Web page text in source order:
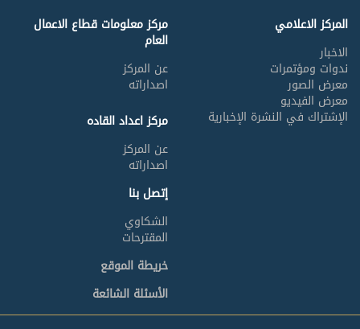
المركز الاعلامي
الاخبار
ندوات ومؤتمرات
معرض الصور
معرض الفيديو
الإشتراك في النشرة الإخبارية
مركز معلومات قطاع الاعمال
العام
عن المركز
اصداراته
مركز اعداد القاده
عن المركز
اصداراته
إتصل بنا
الشكاوي
المقترحات
خريطة الموقع
الأسئلة الشائعة